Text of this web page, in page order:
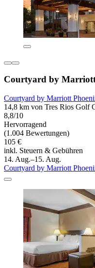
Courtyard by
Courtyard by Marriott
14,8 km von Tres Rios Golf
8,8/10
Hervorragend
(1.004 Bewertungen)
105 €
inkl. Steuern & Gebühren
14. Aug.–15. Aug.
Courtyard by Marriott